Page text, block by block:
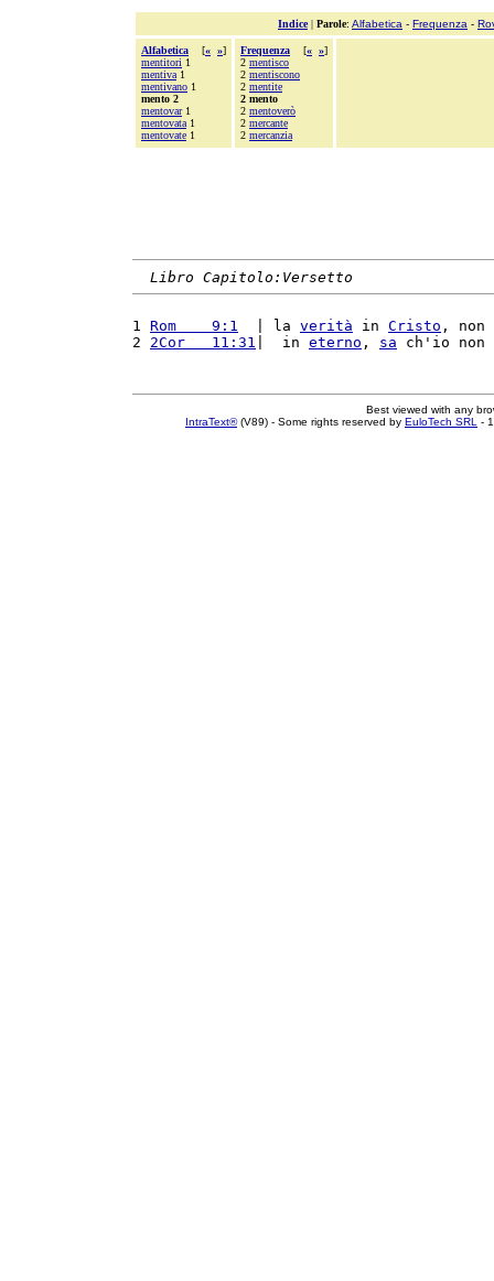
Indice| Parole: Alfabetica - Frequenza -
Alfabetica [« »]
mentitori 1
mentiva 1
mentivano 1
mento 2
mentovar1
mentovata 1
mentovate 1
Frequenza [« »]
2 mentisco
2 mentiscono
2 mentite
2 mento
2 mentoverò
2 mercante
2 mercanzia
Libro Capitolo:Versetto
1 Rom    9:1
  | la
verità in Cristo , non
2 2Cor   11:31 |  in eterno , sa ch'io non
Best viewed with any
IntraText®(V89) - Some rights reserved by EuloTech SRL -